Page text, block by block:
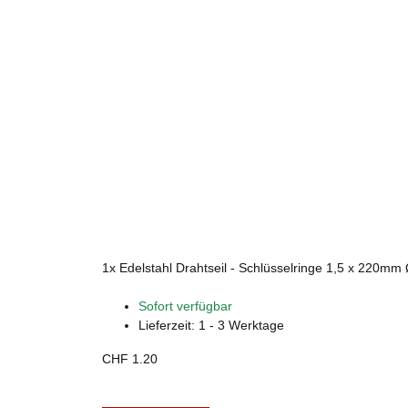
1x Edelstahl Drahtseil - Schlüsselringe 1,5 x 220mm
Sofort verfügbar
Lieferzeit: 1 - 3 Werktage
CHF 1.20